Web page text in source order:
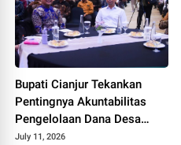
Bupati Cianjur Tekankan
Pentingnya Akuntabilitas
Pengelolaan Dana Desa
dalam Sosialisasi BPK RI
July 11, 2026